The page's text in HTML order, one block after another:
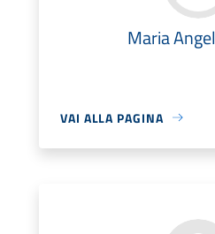
Maria
VAI ALLA PAGINA